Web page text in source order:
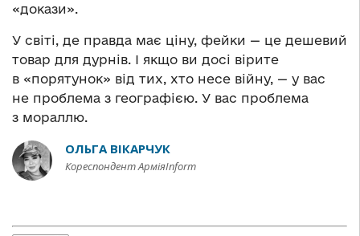
«докази».
У світі, де правда має ціну, фейки — це дешевий
товар для дурнів. І якщо ви досі вірите
в «порятунок» від тих, хто несе війну, — у вас
не проблема з географією. У вас проблема
з мораллю.
ОЛЬГА ВІКАРЧУК
Кореспондент АрміяInform